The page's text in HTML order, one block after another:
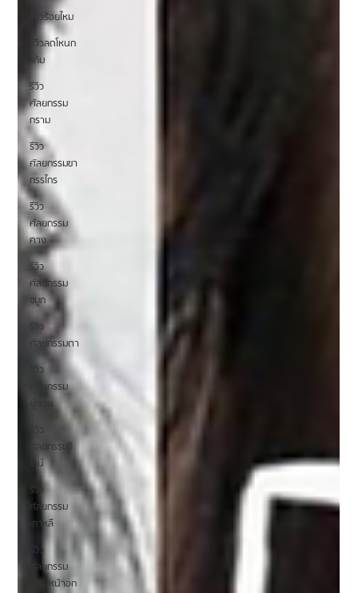
รีวิวร้อยไหม
รีวิวลดโหนก
แก้ม
รีวิว
ศัลยกรรม
กราม
รีวิว
ศัลยกรรมขา
กรรไกร
รีวิว
ศัลยกรรม
คาง
รีวิว
ศัลยกรรม
จมูก
รีวิว
ศัลยกรรมตา
รีวิว
ศัลยกรรม
ผู้ชาย
ศัลยกรรมวี
ไลน์
รีวิว
ศัลยกรรม
เกาหลี
รีวิว
ศัลยกรรม
เสริมหน้าอก